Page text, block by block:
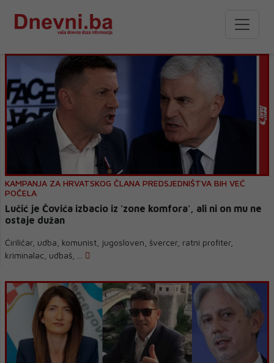
KAMPANJA ZA HRVATSKOG ČLANA PREDSJEDNIŠTVA BIH VEĆ
POČELA
Lučić je Čovića izbacio iz 'zone komfora', ali ni on mu ne
ostaje dužan
Ćiriličar, udba, komunist, jugosloven, švercer, ratni profiter,
kriminalac, udbaš, ...